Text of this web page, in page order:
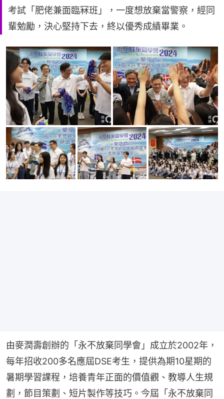
考試「肥佬兼面臨冧班」，一度想放棄當警察，經同
輩勉勵，決心堅持下去，終以優秀成績畢業。
由麥潤壽創辦的「永不放棄同學會」成立於2002年，
每年招收200多名應屆DSE考生，提供為期10星期的
暑期學習課程，培養青年正面的價值觀、教導人生規
劃，節目策劃、短片製作等技巧。今屆「永不放棄同